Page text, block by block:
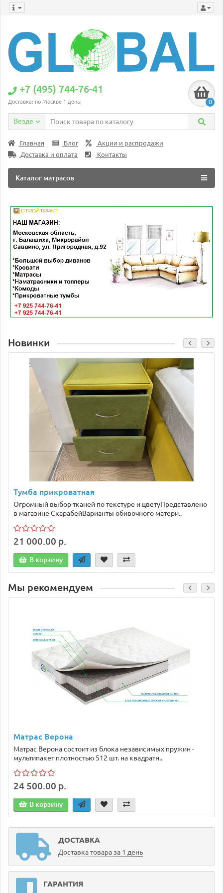
+7 (495) 744-76-41
Доставка: по Москве 1 день; 0
Везде
Главная Блог
Акции и распродажи
Доставка и оплата
Контакты
Каталог матрасов
Новинки
Тумба прикроватная
Огромный выбор тканей по текстуре и цветуПредставлено
в магазине СкарабейВарианты обивочного матери..
21 000.00 р.
В корзину
Мы рекомендуем
Матрас Верона
Матрас Верона состоит из блока независимых пружин -
мультипакет плотностью 512 шт. на квадратн..
24 500.00 р.
В корзину
ДОСТАВКА
Доставка товара за 1 день
ГАРАНТИЯ